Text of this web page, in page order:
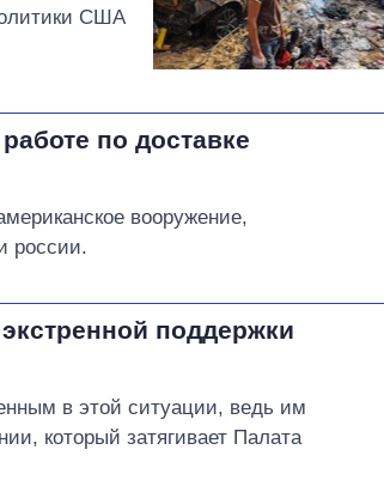
США
по доставке
вооружение,
россии.
поддержки
в этой ситуации, ведь им
который затягивает Палата